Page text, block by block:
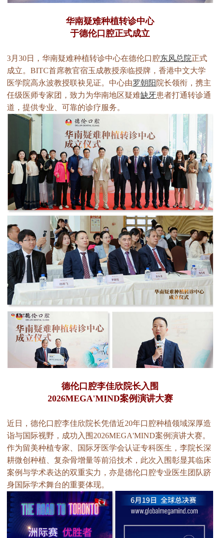
华南疑难种植转诊中心
于德伦口腔正式成立
3月30日，华南疑难种植转诊中心在德伦口腔东风总院正式
成立。BITC首席教官宿玉成教授亲临授牌，香港中文大学
医学院高永波教授联袂见证。中心由罗朝阳 院长领衔，携主
任级医师专家团，致力为华南地区疑难缺牙患者打通转诊通
道，提供专业、可靠的诊疗服务。
德伦口腔李佳欣院长入围
2026MEGA'MIND案例演讲大赛
近日，德伦口腔李佳欣院长凭借近20年口腔种植领域深厚造
诣与国际视野，成功入围2026MEGA'MIND案例演讲大赛。
作为留美种植专家、国际牙医学会认证专科医生，李院长深
耕微创种植、复杂骨增量等前沿技术，此次入围彰显其临床
案例与学术表达的双重实力，亦是德伦口腔专业医生团队跻
身国际学术舞台的重要体现。